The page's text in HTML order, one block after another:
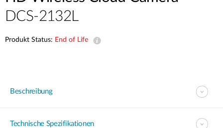
DCS-2132L
Produkt Status: End of Life
Beschreibung
Technische Spezifikationen